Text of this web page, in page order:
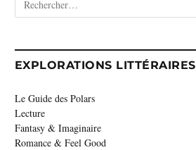
EXPLORATIONS LITTÉRAIRES
Le Guide des Polars
Lecture
Fantasy & Imaginaire
Romance & Feel Good